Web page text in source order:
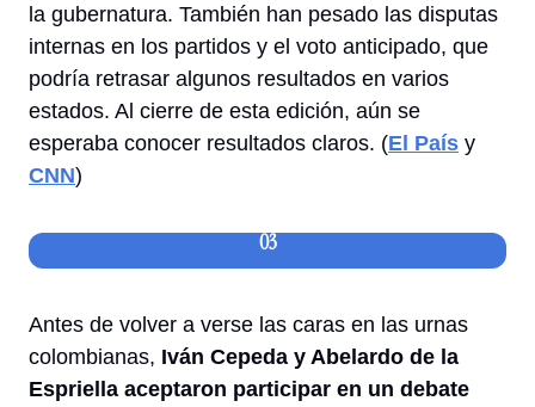
la gubernatura. También han pesado las disputas
internas en los partidos y el voto anticipado, que
podría retrasar algunos resultados en varios
estados. Al cierre de esta edición, aún se
esperaba conocer resultados claros. (El País
CNN)
03
Antes de volver a verse las caras en las urnas
colombianas, Iván Cepeda y Abelardo de la
Espriella aceptaron participar en un debate